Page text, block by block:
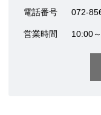
電話番号 072-
営業時間 10:00